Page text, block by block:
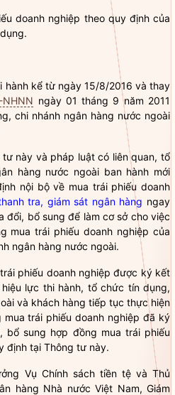
doanh nghiệp theo quy định của
hành kể từ ngày 15/8/2016 và thay
ngày 01 tháng 9 năm 2011
, chi nhánh ngân hàng nước ngoài
này và pháp luậtcó liên quan,tổ
hàng nước ngoài ban hành mới
nội bộ về mua trái phiếu doanh
tra, giám sát ngân hàng ngay
đổi, bổ sung để làm cơ sở cho việc
muatrái phiếu doanh nghiệp của
ngân hàng nước ngoài.
trái phiếu doanh nghiệp được ký kết
lực thi hành, tổ chức tín dụng,
và khách hàng tiếp tục thực hiện
muatrái phiếu doanh nghiệp đã ký
bổ sung hợp đồng mua trái phiếu
định tại Thông tư này.
Vụ Chính sách tiền tệ và Thủ
hàng Nhà nước Việt Nam, Giám